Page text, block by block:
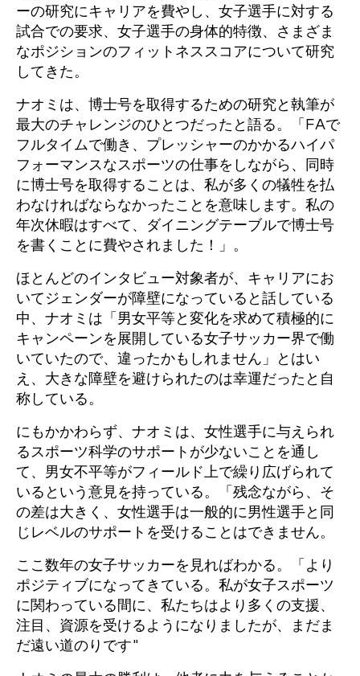
ーの研究にキャリアを費やし、女子選手に対する
試合での要求、女子選手の身体的特徴、さまざま
なポジションのフィットネススコアについて研究
してきた。
ナオミは、博士号を取得するための研究と執筆が
最大のチャレンジのひとつだったと語る。「FAで
フルタイムで働き、プレッシャーのかかるハイパ
フォーマンスなスポーツの仕事をしながら、同時
に博士号を取得することは、私が多くの犠牲を払
わなければならなかったことを意味します。私の
年次休暇はすべて、ダイニングテーブルで博士号
を書くことに費やされました！」。
ほとんどのインタビュー対象者が、キャリアにお
いてジェンダーが障壁になっていると話している
中、ナオミは「男女平等と変化を求めて積極的に
キャンペーンを展開している女子サッカー界で働
いていたので、違ったかもしれません」とはい
え、大きな障壁を避けられたのは幸運だったと自
称している。
にもかかわらず、ナオミは、女性選手に与えられ
るスポーツ科学のサポートが少ないことを通し
て、男女不平等がフィールド上で繰り広げられて
いるという意見を持っている。「残念ながら、そ
の差は大きく、女性選手は一般的に男性選手と同
じレベルのサポートを受けることはできません。
ここ数年の女子サッカーを見ればわかる。「より
ポジティブになってきている。私が女子スポーツ
に関わっている間に、私たちはより多くの支援、
注目、資源を受けるようになりましたが、まだま
だ遠い道のりです"